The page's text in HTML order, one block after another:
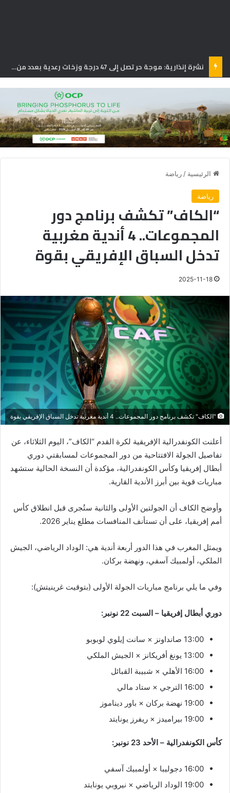
نشرة إنذارية: موجة حر تصل إلى 47 درجة وزخات رعدية بعدد من مناطق المملكة
الرئيسية / رياضة
رياضة
“الكاف” تكشف برنامج دور
المجموعات.. 4 أندية مغربية
تدخل السباق الإفريقي بقوة
2025-11-18
"الكاف" تكشف برنامج دور المجموعات.. 4 أندية مغربية تدخل السباق الإفريقي بقوة
أعلنت الكونفدرالية الإفريقية لكرة القدم “الكاف”، اليوم الثلاثاء، عن
تفاصيل الجولة الافتتاحية من دور المجموعات لمسابقتي دوري
أبطال إفريقيا وكأس الكونفدرالية، مؤكدة أن النسخة الحالية ستشهد
مباريات قوية بين أبرز الأندية القارية.
وأوضح الكاف أن الجولتين الأولى والثانية ستُجرى قبل انطلاق كأس
أمم إفريقيا، على أن تستأنف المنافسات مطلع يناير 2026.
ويمثل المغرب في هذا الدور أربعة أندية هي: الوداد الرياضي، الجيش
الملكي، أولمبيك آسفي، ونهضة بركان.
وفي ما يلي برنامج مباريات الجولة الأولى (بتوقيت غرينيتش):
دوري أبطال إفريقيا – السبت 22 نونبر:
13:00 صانداونز × سانت إيلوي لوبوبو
13:00 يونغ أفريكانز × الجيش الملكي
16:00 الأهلي × شبيبة القبائل
16:00 الترجي × ستاد مالي
19:00 نهضة بركان × باور ديناموز
19:00 بيراميدز × ريفرز يونايتد
كأس الكونفدرالية – الأحد 23 نونبر:
16:00 دجوليبا × أولمبيك آسفي
19:00 الوداد الرياضي × نيروبي يونايتد